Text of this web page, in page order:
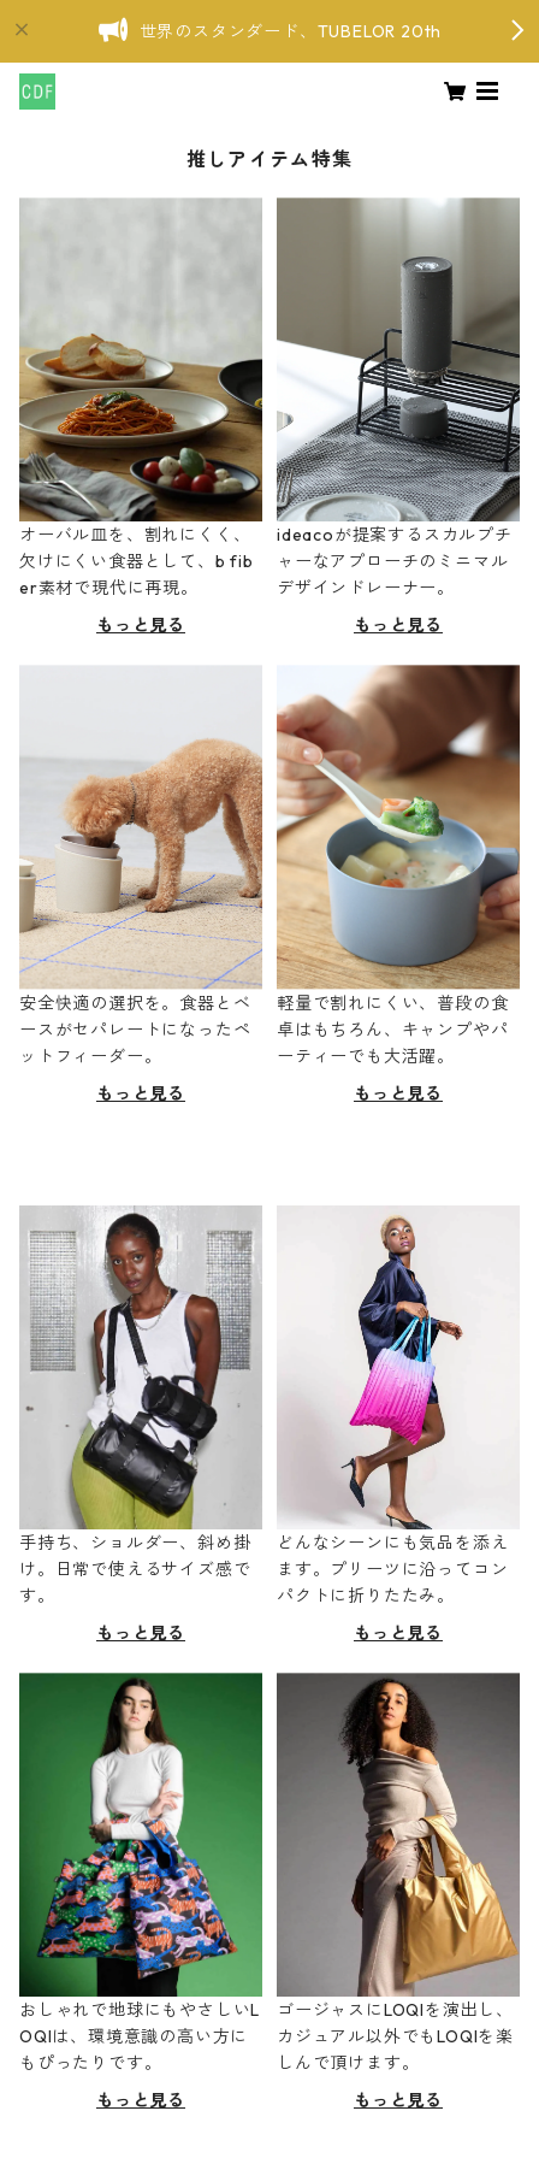
世界のスタンダード、TUBELOR 20th
推しアイテム特集
オーバル皿を、割れにくく、
欠けにくい食器として、b fib
er素材で現代に再現。
もっと見る
ideacoが提案するスカルプチ
ャーなアプローチのミニマル
デザインドレーナー。
もっと見る
安全快適の選択を。食器とベ
ースがセパレートになったペ
ットフィーダー。
もっと見る
軽量で割れにくい、普段の食
卓はもちろん、キャンプやパ
ーティーでも大活躍。
もっと見る
手持ち、ショルダー、斜め掛
け。日常で使えるサイズ感で
す。
もっと見る
どんなシーンにも気品を添え
ます。プリーツに沿ってコン
パクトに折りたたみ。
もっと見る
おしゃれで地球にもやさしいL
OQIは、環境意識の高い方に
もぴったりです。
もっと見る
ゴージャスにLOQIを演出し、
カジュアル以外でもLOQIを楽
しんで頂けます。
もっと見る